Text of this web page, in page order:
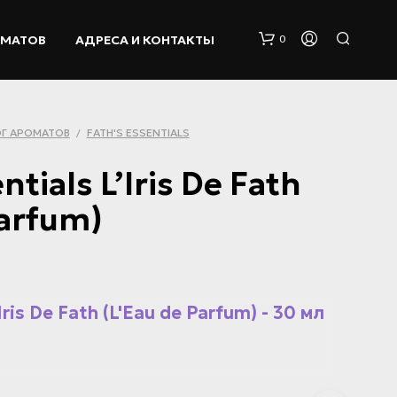
АДРЕСА И КОНТАКТЫ 0
И
АРОМАТОВ / FATH'S ESSENTIALS
L’Iris De Fath
De Fath (L'Eau de Parfum) - 30 мл